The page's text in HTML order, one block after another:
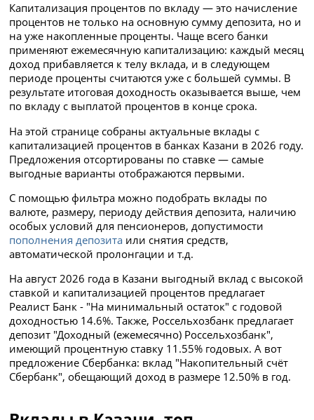
Капитализация процентов по вкладу — это начисление
процентов не только на основную сумму депозита, но и
на уже накопленные проценты. Чаще всего банки
применяют ежемесячную капитализацию: каждый месяц
доход прибавляется к телу вклада, и в следующем
периоде проценты считаются уже с большей суммы. В
результате итоговая доходность оказывается выше, чем
по вкладу с выплатой процентов в конце срока.
На этой странице собраны актуальные вклады с
капитализацией процентов в банках Казани в 2026 году.
Предложения отсортированы по ставке — самые
выгодные варианты отображаются первыми.
С помощью фильтра можно подобрать вклады по
валюте, размеру, периоду действия депозита, наличию
особых условий для пенсионеров, допустимости
пополнения депозита или снятия средств,
автоматической пролонгации и т.д.
На август 2026 года в Казани выгодный вклад с высокой
ставкой и капитализацией процентов предлагает
Реалист Банк - "На минимальный остаток" с годовой
доходностью 14.6%. Также, Россельхозбанк предлагает
депозит "Доходный (ежемесячно) Россельхозбанк",
имеющий процентную ставку 11.55% годовых. А вот
предложение Сбербанка: вклад "Накопительный счёт
Сбербанк", обещающий доход в размере 12.50% в год.